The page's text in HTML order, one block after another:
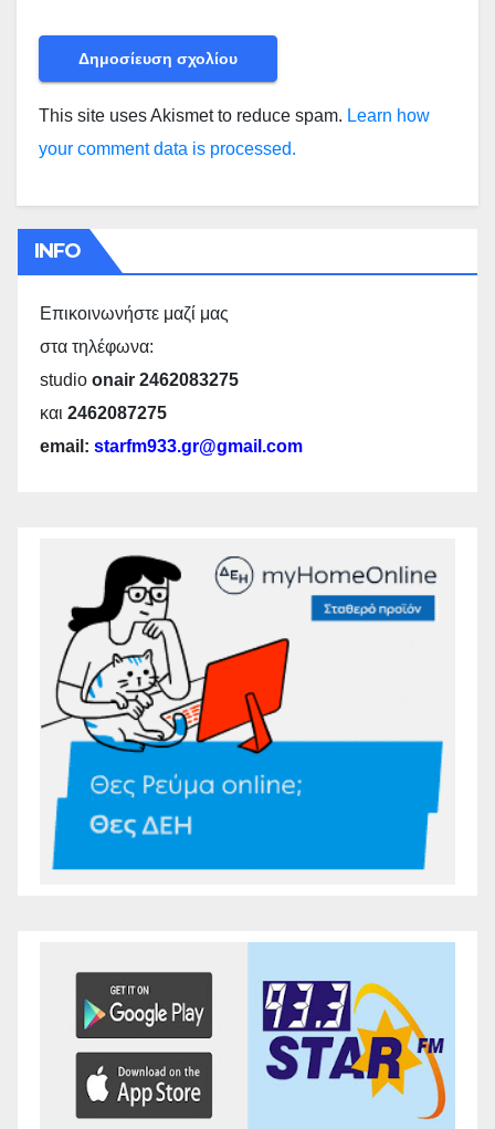
This site uses Akismet to reduce spam. Learn how
your comment data is processed.
INFO
Επικοινωνήστε μαζί μας
στα τηλέφωνα:
studio onair 2462083275
και 2462087275
email: starfm933.gr@gmail.com